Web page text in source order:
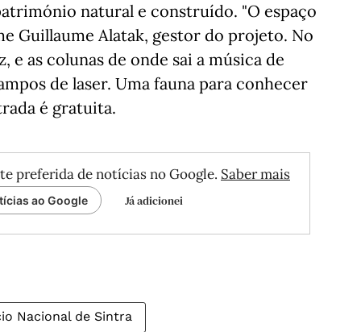
natural e construído. "O espaço
Guillaume Alatak, gestor do projeto. No
as colunas de onde sai a música de
de laser. Uma fauna para conhecer
é gratuita.
preferida de notícias no Google. Saber mais
ao Google Já adicionei
Nacional de Sintra